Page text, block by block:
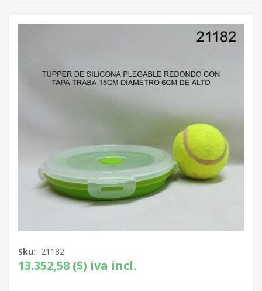
Sku: 21182
13.352,58 ($) iva incl.